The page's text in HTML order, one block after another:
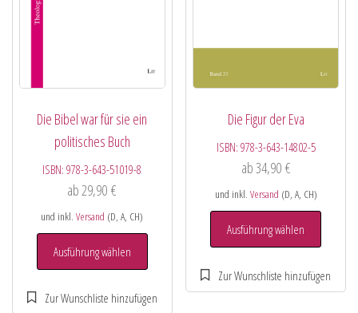
Die Bibel war für sie ein
politisches Buch
ISBN:978-3-643-51019-8
ab29,90€
und inkl.Versand (D, A, CH)
Ausführung wählen
Die Figur der Eva
ISBN: 978-3-643-14802-5
ab34,90 €
und inkl. Versand (D, A, CH)
Ausführung wählen